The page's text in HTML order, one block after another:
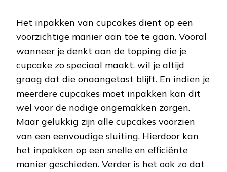
Het inpakken van cupcakes dient op een
voorzichtige manier aan toe te gaan. Vooral
wanneer je denkt aan de topping die je
cupcake zo speciaal maakt, wil je altijd
graag dat die onaangetast blijft. En indien je
meerdere cupcakes moet inpakken kan dit
wel voor de nodige ongemakken zorgen.
Maar gelukkig zijn alle cupcakes voorzien
van een eenvoudige sluiting. Hierdoor kan
het inpakken op een snelle en efficiënte
manier geschieden. Verder is het ook zo dat